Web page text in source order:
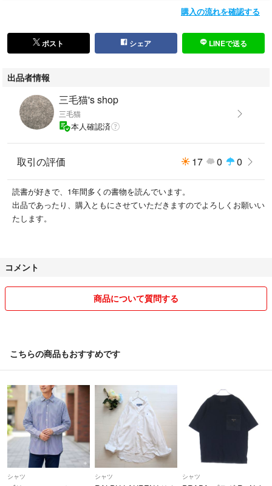
購入の流れを確認する
ポスト シェア LINEで送る
出品者情報
三毛猫's shop
三毛猫
本人確認済
取引の評価 17 0 0
読書が好きで、1年間多くの書物を読んでいます。
出品であったり、購入ともにさせていただきますのでよろしくお願いい
たします。
コメント
商品について質問する
こちらの商品もおすすめです
シャツ シャツ シャツ